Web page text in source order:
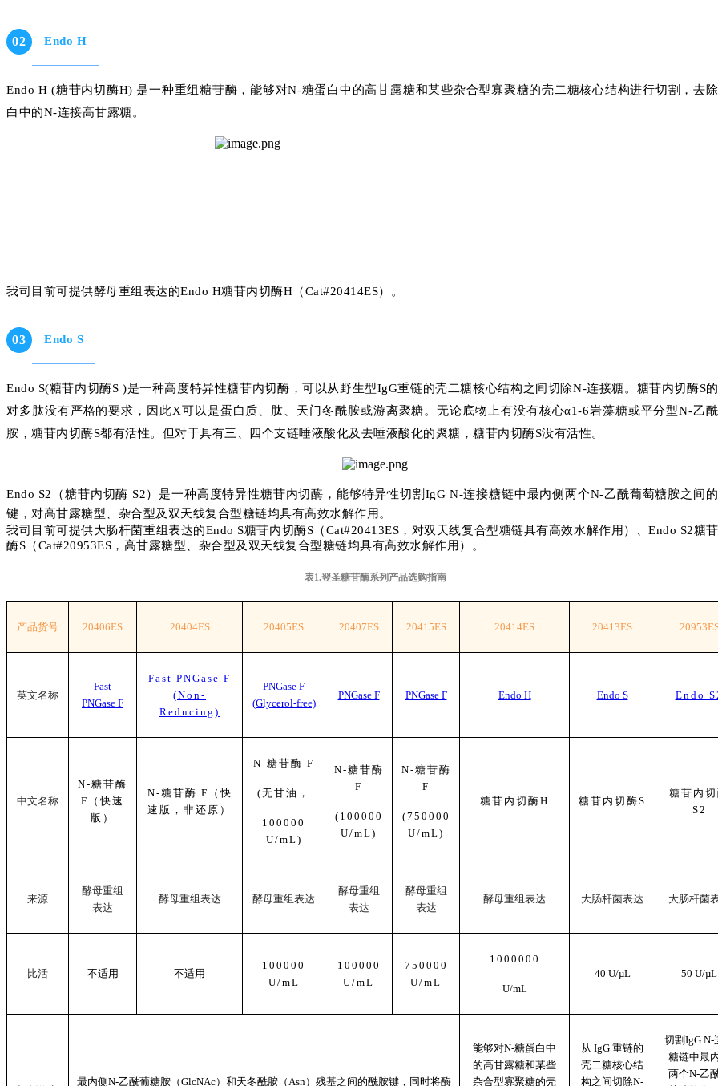
02 Endo H
Endo H (糖苷内切酶H) 是一种重组糖苷酶，能够对N-糖蛋白中的高甘露糖和某些杂合型寡聚糖的壳二糖核心结构进行切割，去
白中的N-连接高甘露糖。
我司目前可提供酵母重组表达的Endo H糖苷内切酶H（Cat#20414ES）。
03 Endo S
Endo S(糖苷内切酶S )是一种高度特异性糖苷内切酶，可以从野生型IgG重链的壳二糖核心结构之间切除N-连接糖。糖苷内切酶S
对多肽没有严格的要求，因此X可以是蛋白质、肽、天门冬酰胺或游离聚糖。无论底物上有没有核心α1-6岩藻糖或平分型N-乙
胺，糖苷内切酶S都有活性。但对于具有三、四个支链唾液酸化及去唾液酸化的聚糖，糖苷内切酶S没有活性。
Endo S2（糖苷内切酶 S2）是一种高度特异性糖苷内切酶，能够特异性切割IgG N-连接糖链中最内侧两个N-乙酰葡萄糖胺之间
键，对高甘露糖型、杂合型及双天线复合型糖链均具有高效水解作用。
我司目前可提供大肠杆菌重组表达的Endo S糖苷内切酶S（Cat#20413ES，对双天线复合型糖链具有高效水解作用）、Endo S2糖
酶S（Cat#20953ES，高甘露糖型、杂合型及双天线复合型糖链均具有高效水解作用）。
表1.翌圣糖苷酶系列产品选购指南
产品货号 20406ES 20404ES 20405ES 20407ES 20415ES 20414ES 20413ES
英文名称
Fast
PNGase F
Fast PNGase F
(Non-
Reducing)
PNGase F
(Glycerol-free)
PNGase F PNGase F Endo H Endo S Endo
中文名称
N-糖苷酶
F（快速
版）
N-糖苷酶 F（快
速版，非还原）
N-糖苷酶 F
(无甘油，
100000
U/mL)
N-糖苷酶
F
(100000
U/mL)
N-糖苷酶
F
(750000
U/mL)
糖苷 内切 酶H 糖苷 内切 酶S
糖苷内
S2
来源
酵母重组
表达
酵母重组表达 酵母重组表达
酵母重组
表达
酵母重组
表达
酵母重组表达 大肠杆菌表达 大肠杆菌
比活 不适用 不适用
100000
U/mL
100000
U/mL
750000
U/mL
1000000
U/mL
40 U/µL 50 U/µL
最内侧N-乙酰葡糖胺（GlcNAc）和天冬酰胺（Asn）残基之间的酰胺键，同时将酶
能够对N-糖蛋白中
的高甘露糖和某些
杂合型寡聚糖的壳
从 IgG 重链的
壳二糖核心结
构之间切除N-
切割IgG N-
糖链中最
两个N-乙